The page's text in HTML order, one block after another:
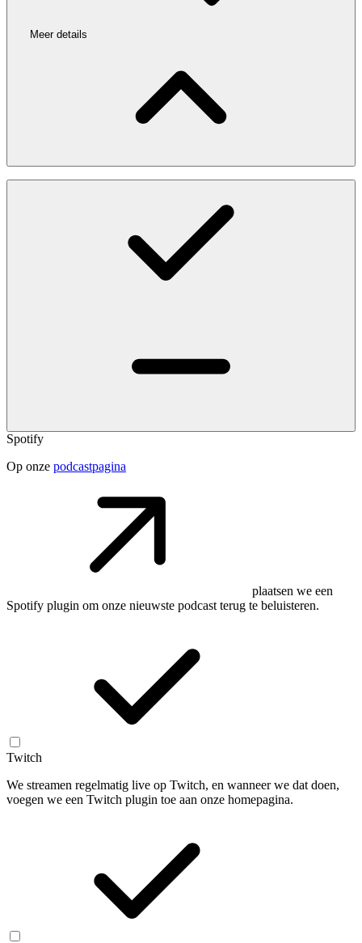
Meer details
Spotify
Op onze podcastpagina
plaatsen we een
Spotify plugin om onze nieuwste podcast terug te beluisteren.
Twitch
We streamen regelmatig live op Twitch, en wanneer we dat doen,
voegen we een Twitch plugin toe aan onze homepagina.